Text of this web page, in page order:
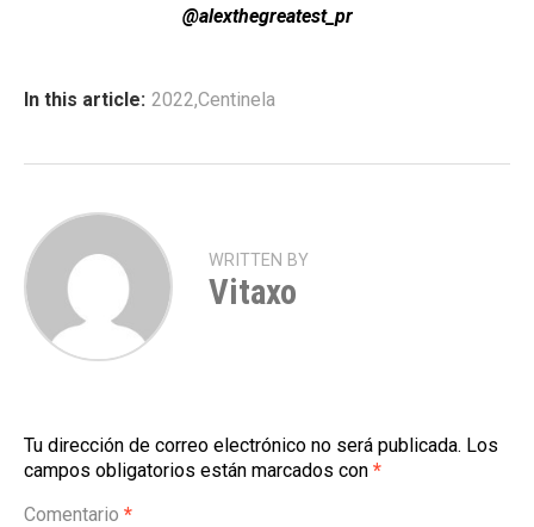
@alexthegreatest_pr
In this article: 2022,Centinela
WRITTEN BY
Vitaxo
Tu dirección de correo electrónico no será publicada. Los
campos obligatorios están marcados con *
Comentario *